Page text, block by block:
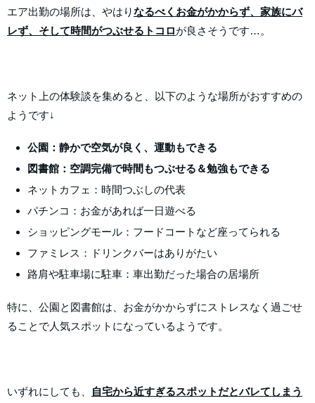
エア出勤の場所は、やはりなるべくお金がかからず、家族にバ
レず、そして時間がつぶせるトコロが良さそうです…。
ネット上の体験談を集めると、以下のような場所がおすすめの
ようです↓
公園：静かで空気が良く、運動もできる
図書館：空調完備で時間もつぶせる＆勉強もできる
ネットカフェ：時間つぶしの代表
パチンコ：お金があれば一日遊べる
ショッピングモール：フードコートなど座ってられる
ファミレス：ドリンクバーはありがたい
路肩や駐車場に駐車：車出勤だった場合の居場所
特に、公園と図書館は、お金がかからずにストレスなく過ごせ
ることで人気スポットになっているようです。
いずれにしても、
自宅から近すぎるスポットだとバレてしまう